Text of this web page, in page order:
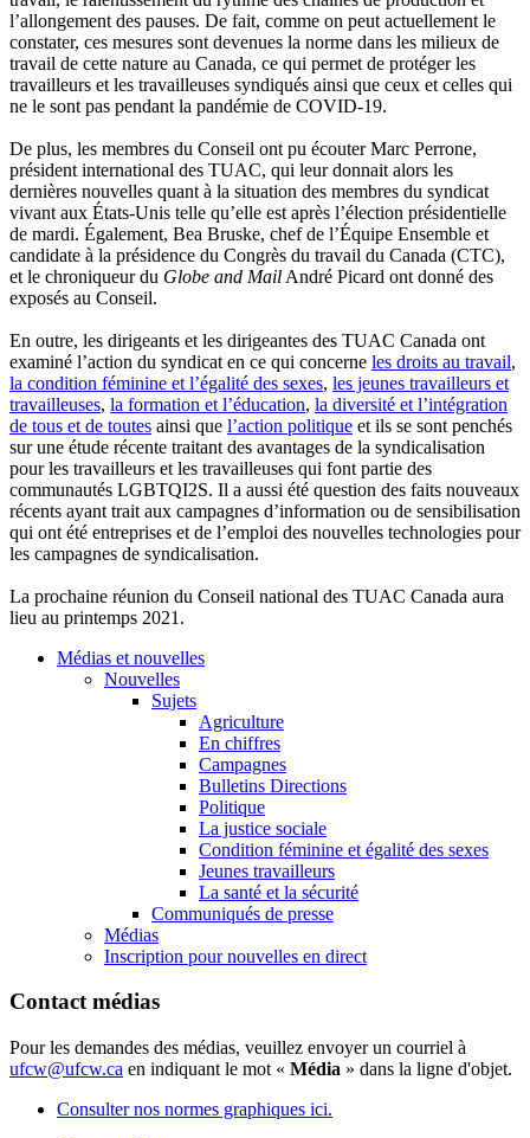
l’allongement des pauses. De fait, comme on peut actuellement le
constater, ces mesures sont devenues la norme dans les milieux de
travail de cette nature au Canada, ce qui permet de protéger les
travailleurs et les travailleuses syndiqués ainsi que ceux et celles qui
ne le sont pas pendant la pandémie de COVID-19.
De plus, les membres du Conseil ont pu écouter Marc Perrone,
président international des TUAC, qui leur donnait alors les
dernières nouvelles quant à la situation des membres du syndicat
vivant aux États-Unis telle qu’elle est après l’élection présidentielle
de mardi. Également, Bea Bruske, chef de l’Équipe Ensemble et
candidate à la présidence du Congrès du travail du Canada (CTC),
et le chroniqueur du Globe and Mail André Picard ont donné des
exposés au Conseil.
En outre, les dirigeants et les dirigeantes des TUAC Canada ont
examiné l’action du syndicat en ce qui concerne les droits au travail,
la condition féminine et l’égalité des sexes, les jeunes travailleurs et
travailleuses, la formation et l’éducation, la diversité et l’intégration
de tous et de toutes ainsi que l’action politique et ils se sont penchés
sur une étude récente traitant des avantages de la syndicalisation
pour les travailleurs et les travailleuses qui font partie des
communautés LGBTQI2S. Il a aussi été question des faits nouveaux
récents ayant trait aux campagnes d’information ou de sensibilisation
qui ont été entreprises et de l’emploi des nouvelles technologies pour
les campagnes de syndicalisation.
La prochaine réunion du Conseil national des TUAC Canada aura
lieu au printemps 2021.
Médias et nouvelles
Nouvelles
Sujets
Agriculture
En chiffres
Campagnes
Bulletins Directions
Politique
La justice sociale
Condition féminine et égalité des sexes
Jeunes travailleurs
La santé et la sécurité
Communiqués de presse
Médias
Inscription pour nouvelles en direct
Contact médias
Pour les demandes des médias, veuillez envoyer un courriel à
ufcw@ufcw.ca en indiquant le mot « Média » dans la ligne d'objet.
Consulter nos normes graphiques ici.